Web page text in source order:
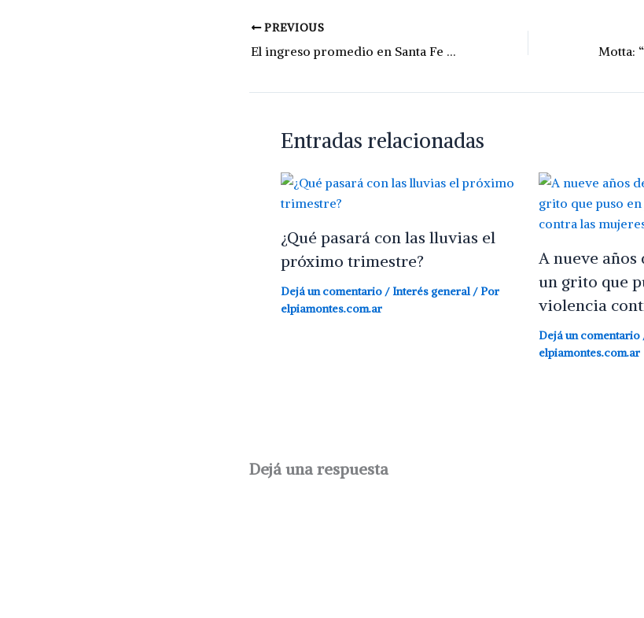
PREVIOUS
El ingreso promedio en Santa Fe fue de $413.000
Entradas relacionadas
¿Qué pasará con las lluvias el
próximo trimestre?
Dejá un comentario / Interés general/ Por
elpiamontes.com.ar
A nueve años
un grito que
violencia
Dejá un comentario
elpiamontes.com.ar
Dejá una respuesta